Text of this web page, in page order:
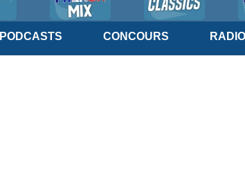
PODCASTS CONCOURS RADIO